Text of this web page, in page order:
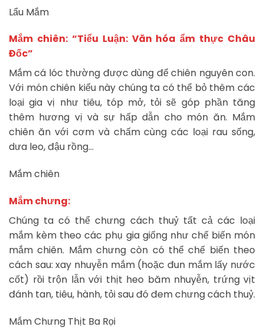
Lẩu Mắm
Mắm chiên: “Tiểu Luận: Văn hóa ẩm thực Châu
Đốc”
Mắm cá lóc thường được dùng để chiên nguyên con.
Với món chiên kiểu này chúng ta có thể bỏ thêm các
loại gia vị như tiêu, tóp mở, tỏi sẽ góp phần tăng
thêm hương vị và sự hấp dẫn cho món ăn. Mắm
chiên ăn với cơm và chấm cùng các loại rau sống,
dưa leo, đậu rồng…
Mắm chiên
Mắm chưng:
Chúng ta có thể chưng cách thuỷ tất cả các loại
mắm kèm theo các phụ gia giống như chế biến món
mắm chiên. Mắm chưng còn có thể chế biến theo
cách sau: xay nhuyễn mắm (hoặc đun mắm lấy nước
cốt) rồi trộn lẫn với thịt heo băm nhuyễn, trứng vịt
đánh tan, tiêu, hành, tỏi sau đó đem chưng cách thuỷ.
Mắm Chưng Thịt Ba Rọi